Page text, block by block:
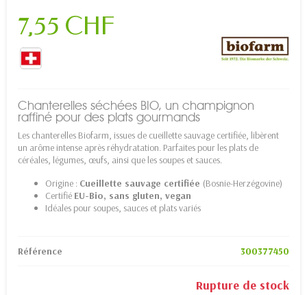
7,55 CHF
Chanterelles séchées BIO, un champignon
raffiné pour des plats gourmands
Les chanterelles Biofarm, issues de cueillette sauvage certifiée, libèrent
un arôme intense après réhydratation. Parfaites pour les plats de
céréales, légumes, œufs, ainsi que les soupes et sauces.
Origine : Cueillette sauvage certifiée (Bosnie-Herzégovine)
Certifié EU-Bio, sans gluten, vegan
Idéales pour soupes, sauces et plats variés
Référence 300377450
Rupture de stock